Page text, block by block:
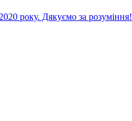
року. Дякуємо за розуміння!